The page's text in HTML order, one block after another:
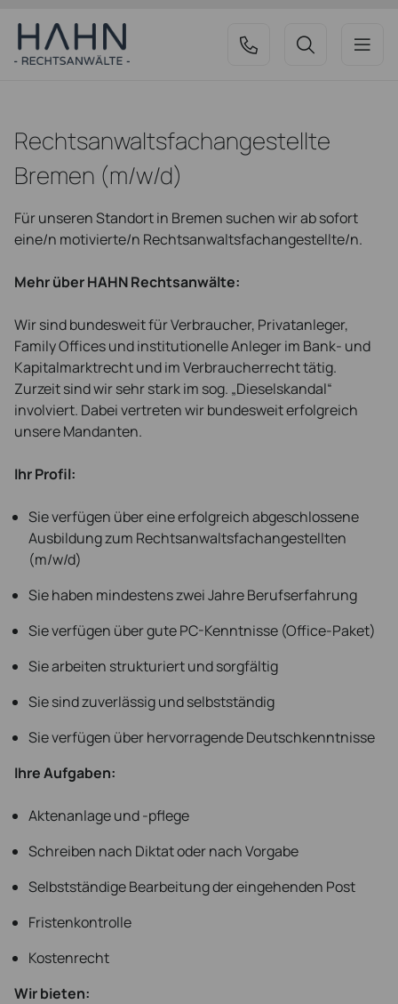
Rechtsanwaltsfachangestellte
Bremen (m/w/d)
Für unseren Standort in Bremen suchen wir ab sofort
eine/n motivierte/n Rechtsanwaltsfachangestellte/n.
Mehr über HAHN Rechtsanwälte:
Wir sind bundesweit für Verbraucher, Privatanleger,
Family Offices und institutionelle Anleger im Bank- und
Kapitalmarktrecht und im Verbraucherrecht tätig.
Zurzeit sind wir sehr stark im sog. „Dieselskandal“
involviert. Dabei vertreten wir bundesweit erfolgreich
unsere Mandanten.
Ihr Profil:
Sie verfügen über eine erfolgreich abgeschlossene
Ausbildung zum Rechtsanwaltsfachangestellten
(m/w/d)
Sie haben mindestens zwei Jahre Berufserfahrung
Sie verfügen über gute PC-Kenntnisse (Office-Paket)
Sie arbeiten strukturiert und sorgfältig
Sie sind zuverlässig und selbstständig
Sie verfügen über hervorragende Deutschkenntnisse
Ihre Aufgaben:
Aktenanlage und -pflege
Schreiben nach Diktat oder nach Vorgabe
Selbstständige Bearbeitung der eingehenden Post
Fristenkontrolle
Kostenrecht
Wir bieten: